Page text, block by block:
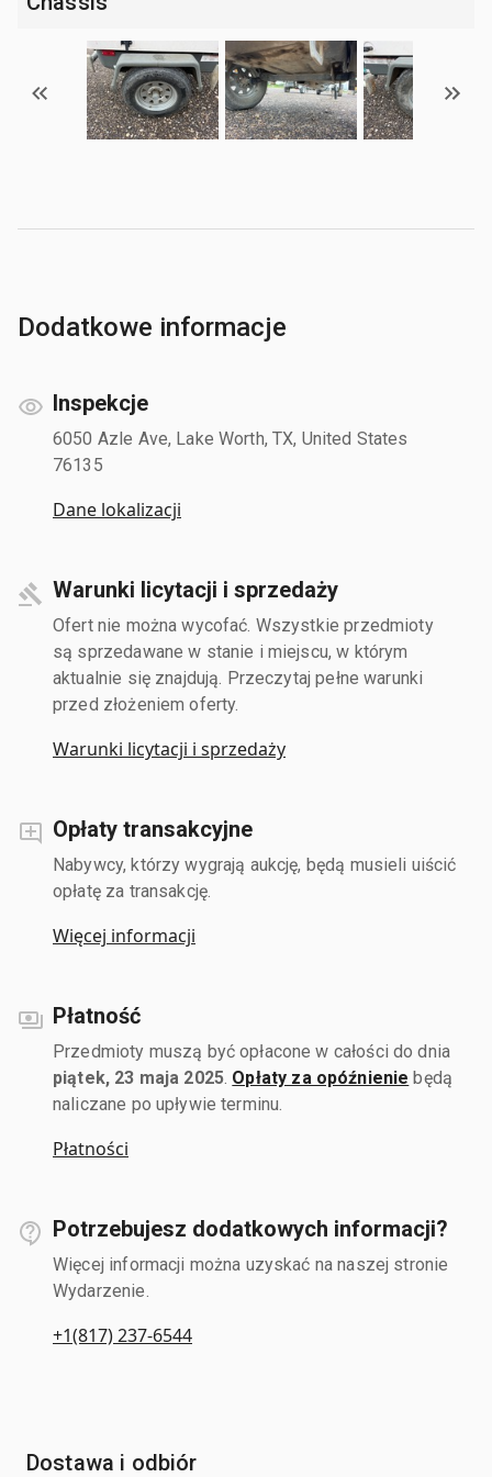
Dodatkowe informacje
Inspekcje
6050 Azle Ave, Lake Worth, TX, United States
76135
Dane lokalizacji
Warunki licytacji i sprzedaży
Ofert nie można wycofać. Wszystkie przedmioty
są sprzedawane w stanie i miejscu, w którym
aktualnie się znajdują. Przeczytaj pełne warunki
przed złożeniem oferty.
Warunki licytacji i sprzedaży
Opłaty transakcyjne
Nabywcy, którzy wygrają aukcję, będą musieli uiścić
opłatę za transakcję.
Więcej informacji
Płatność
Przedmioty muszą być opłacone w całości do dnia
piątek, 23 maja 2025 Opłaty za opóźnienie będą
naliczane po upływie terminu.
Płatności
Potrzebujesz dodatkowych informacji?
Więcej informacji można uzyskać na naszej stronie
Wydarzenie.
+1(817) 237-6544
Dostawa i odbiór